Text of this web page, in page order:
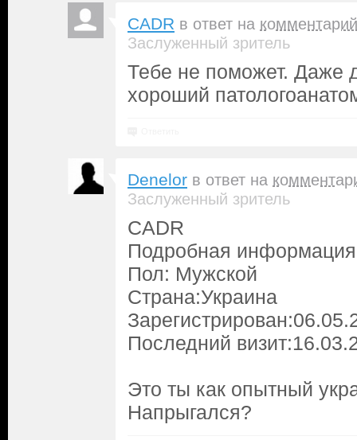
CADR в ответ на комментарий
Заслуженный зритель
Тебе не поможет. Даже
хороший
Denelor в ответ на
Заслуженный зритель
CADR
Подробная информация
Пол: Мужской
Страна:Украина
Последний
Это ты как опытный
Напрыгался?